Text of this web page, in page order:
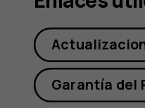
Garantía del